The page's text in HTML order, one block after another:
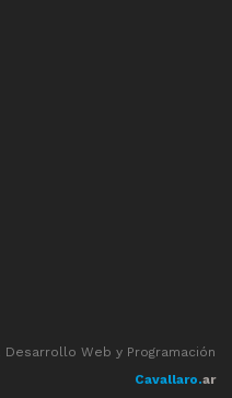
Desarrollo Web y Programación
Cavallaro.ar